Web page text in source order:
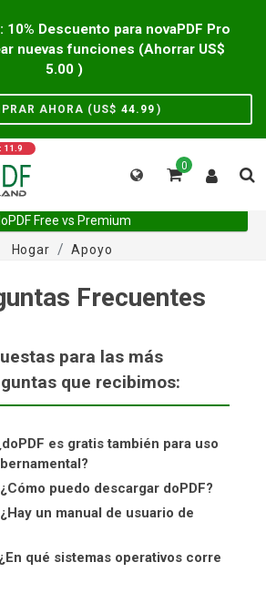
10% Descuento para novaPDF Pro
5.00 )
AHORA (US$ 44.99 )
11.9
0
Free vs Premium
Hogar
Apoyo
Frecuentes
para las más
que recibimos:
es gratis también para uso
puedo descargar doPDF?
un manual de usuario de
qué sistemas operativos corre